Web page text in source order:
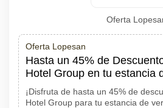
Oferta
Oferta Lopesan
Hasta un 45% de
Hotel Group en tu estancia
¡Disfruta de hasta un 45% de
Hotel Group para tu estancia de